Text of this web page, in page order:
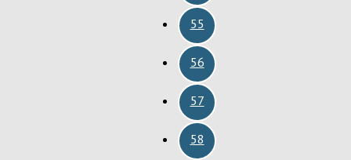
55
56
57
58